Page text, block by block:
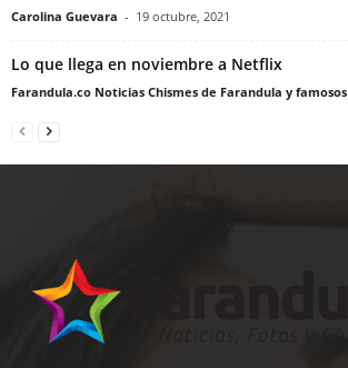
Carolina Guevara - 19 octubre, 2021
Lo que llega en noviembre a Netflix
Farandula.co Noticias Chismes de Farandula y famosos